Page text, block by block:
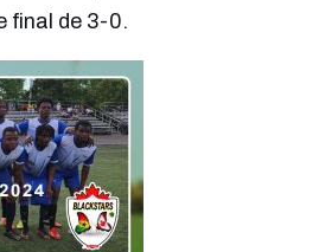
final de 3-0.